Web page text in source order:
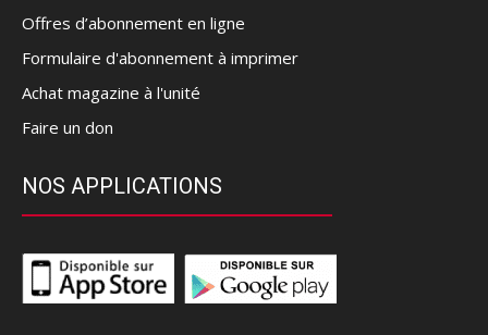
Offres d’abonnement en ligne
Formulaire d'abonnement à imprimer
Achat magazine à l'unité
Faire un don
NOS APPLICATIONS